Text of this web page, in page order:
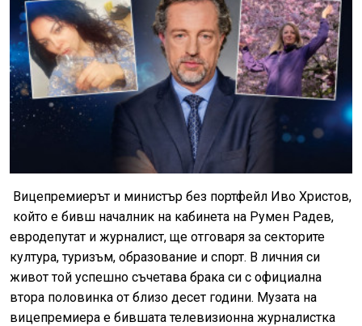
Вицепремиерът и министър без портфейл Иво Христов,
който е бивш началник на кабинета на Румен Радев,
евродепутат и журналист, ще отговаря за секторите
култура, туризъм, образование и спорт. В личния си
живот той успешно съчетава брака си с официална
втора половинка от близо десет години. Музата на
вицепремиера е бившата телевизионна журналистка